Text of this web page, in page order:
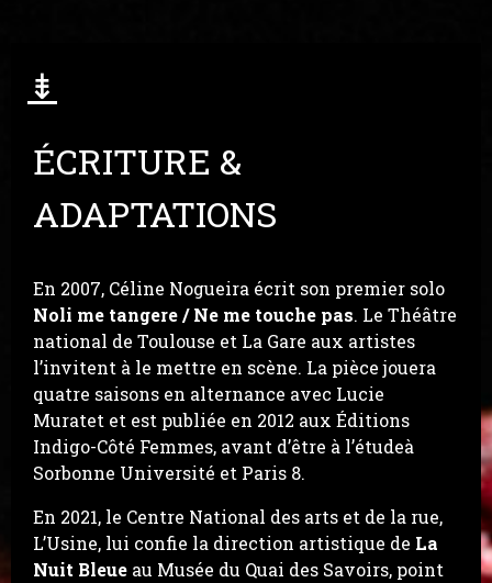
⇟
ÉCRITURE &
ADAPTATIONS
En 2007, Céline Nogueira écrit son premier solo
Noli me tangere / Ne me touche pas. Le Théâtre
national de Toulouse et La Gare aux artistes
l’invitent à le mettre en scène. La pièce jouera
quatre saisons en alternance avec Lucie
Muratet et est publiée en 2012 aux Éditions
Indigo-Côté Femmes, avant d’être à l’étudeà
Sorbonne Université et Paris 8.
En 2021, le Centre National des arts et de la rue,
L’Usine, lui confie la direction artistique de La
Nuit Bleue au Musée du Quai des Savoirs, point